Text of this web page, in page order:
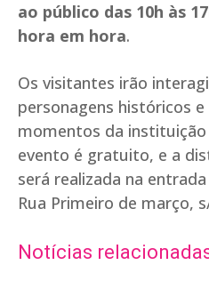
ao público das 10h às
hora em hora.
Os visitantes irão
personagens históricos
momentos da
evento é gratuito, e a
será realizada na
Rua Primeiro de março,
Notícias